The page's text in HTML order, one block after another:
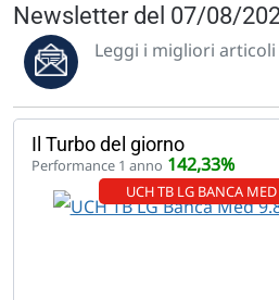
Newsletter del 07/08/
Leggi i migliori
Il Turbo del giorno
Performance 1 anno 142,33%
UCH TB LG BANCA